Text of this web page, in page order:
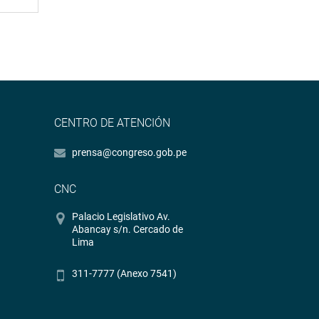
CENTRO DE ATENCIÓN
prensa@congreso.gob.pe
CNC
Palacio Legislativo Av.
Abancay s/n. Cercado de
Lima
311-7777 (Anexo 7541)